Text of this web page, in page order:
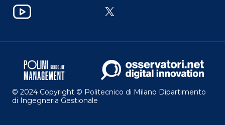
YouTube X
© 2024 Copyright © Politecnico di Milano Dipartimento
di Ingegneria Gestionale